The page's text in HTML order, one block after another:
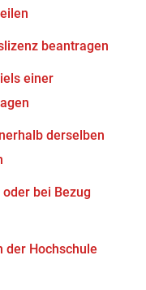
beantragen
einer
derselben
bei Bezug
der Hochschule